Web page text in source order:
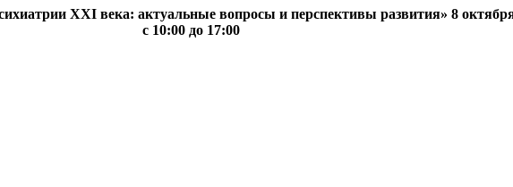
XXI века: актуальные вопросы и перспективы развития» 8 октября
с 10:00 до 17:00